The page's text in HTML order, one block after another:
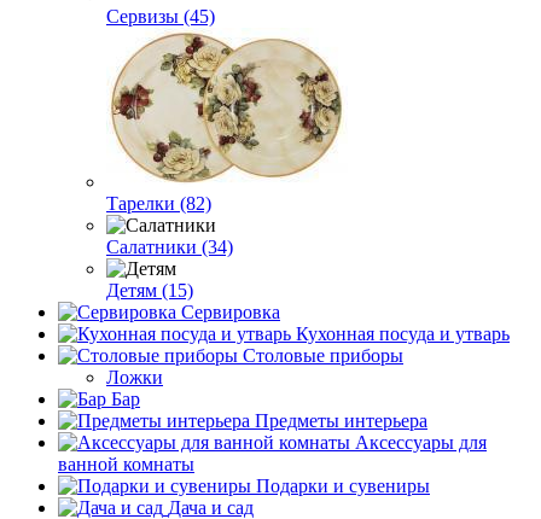
Сервизы (45)
Тарелки (82)
Салатники (34)
Детям (15)
Сервировка
Кухонная посуда и утварь
Столовые приборы
Ложки
Бар
Предметы интерьера
Аксессуары для
ванной комнаты
Подарки и сувениры
Дача и сад